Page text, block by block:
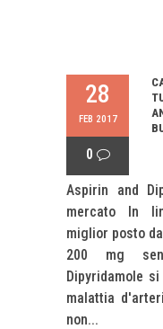
28
FEB 2017
0
Aspirin and
mercato In
miglior posto
200 mg
Dipyridamole
malattia
non...